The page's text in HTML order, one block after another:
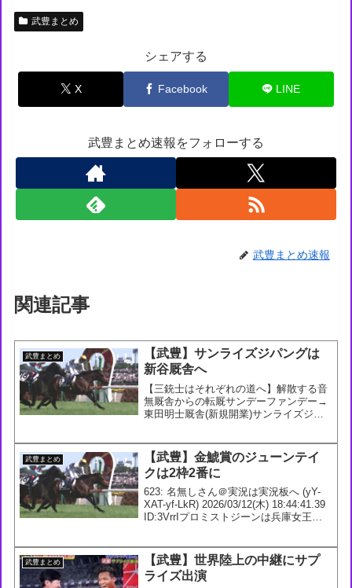
武豊まとめ
シェアする
X Facebook LINE
武豊まとめ速報をフォローする
武豊まとめ速報
関連記事
武豊まとめ
【武豊】サンライズジパングは
新谷厩舎へ
【三銃士はそれぞれの道へ】解散する音
無厩舎からの転厩サンデーファンデー→
東田明士厩舎(新規開業)サンライズジパ
イズジパング #デルマソトガケ
pic.twitter...
武豊まとめ
【武豊】金鯱賞のジューンテイ
クは2枠2番に
623: 名無しさん＠実況は実況板へ (yY-
XAT-yf-LkR) 2026/03/12(木) 18:44:41.39
ID:3VrrIプロミストジーンは兵庫女王盃
な...
武豊まとめ
【武豊】世界陸上の中継にサプ
ライズ出演